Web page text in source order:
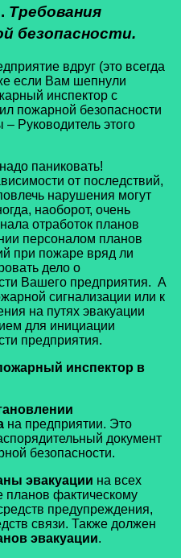
Требования
безопасности.
вдруг (это всегда
если Вам шепнули
инспектор с
пожарной безопасности
Руководитель этого
паниковать!
от последствий,
нарушения могут
наоборот, очень
отработок планов
персоналом планов
при пожаре вряд ли
дело о
Вашего предприятия. А
сигнализации или к
на путях эвакуации
для инициации
предприятия.
инспектор в
на предприятии. Это
документ
безопасности.
эвакуации на всех
планов фактическому
предупреждения,
связи. Также должен
эвакуации.